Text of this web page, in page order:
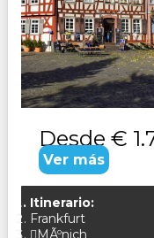
Duración:
8Días7
Paquete Turístico
Frankfurt,
Desde €
Ver más
Itinerario:
Frankfurt